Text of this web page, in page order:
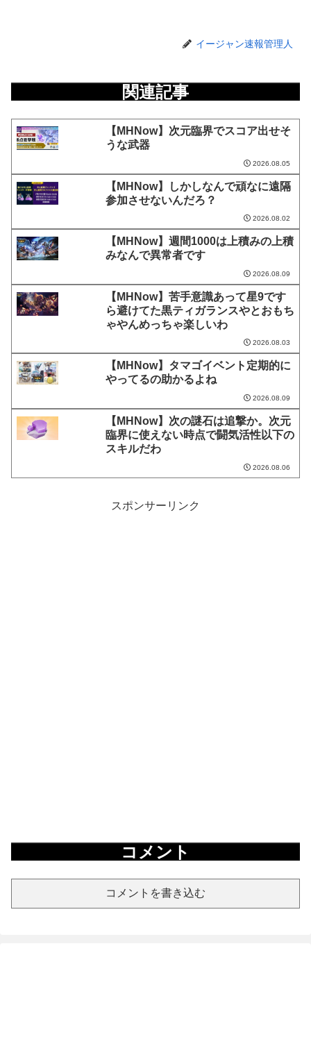
イージャン速報管理人
関連記事
【MHNow】次元臨界でスコア出せそ
うな武器
2026.08.05
【MHNow】しかしなんで頑なに遠隔
参加させないんだろ？
2026.08.02
【MHNow】週間1000は上積みの上積
みなんで異常者です
2026.08.09
【MHNow】苦手意識あって星9です
ら避けてた黒ティガランスやとおもち
ゃやんめっちゃ楽しいわ
2026.08.03
【MHNow】タマゴイベント定期的に
やってるの助かるよね
2026.08.09
【MHNow】次の謎石は追撃か。次元
臨界に使えない時点で闘気活性以下の
スキルだわ
2026.08.06
スポンサーリンク
コメント
コメントを書き込む